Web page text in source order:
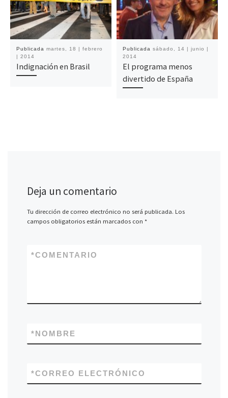
Publicada martes, 18 | febrero
| 2014
Indignación en Brasil
Publicada sábado, 14 | junio |
2014
El programa menos
divertido de España
Deja un comentario
Tu dirección de correo electrónico no será publicada. Los
campos obligatorios están marcados con *
COMENTARIO
*
NOMBRE
*
CORREO ELECTRÓNICO
*